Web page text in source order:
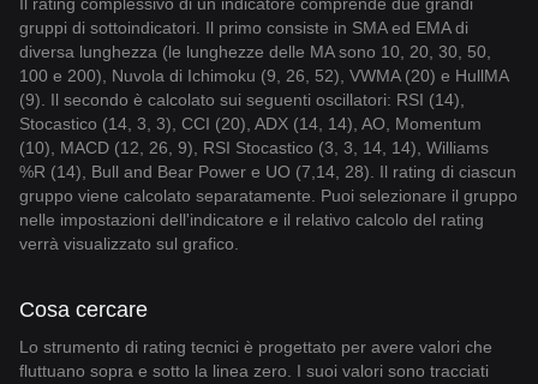
gruppi di sottoindicatori. Il primo consiste in SMA ed EMA di
diversa lunghezza (le lunghezze delle MA sono 10, 20, 30, 50,
100 e 200), Nuvola di Ichimoku (9, 26, 52), VWMA (20) e HullMA
(9). Il secondo è calcolato sui seguenti oscillatori: RSI (14),
Stocastico (14, 3, 3), CCI (20), ADX (14, 14), AO, Momentum
(10), MACD (12, 26, 9), RSI Stocastico (3, 3, 14, 14), Williams
%R (14), Bull and Bear Power e UO (7,14, 28). Il rating di ciascun
gruppo viene calcolato separatamente. Puoi selezionare il gruppo
nelle impostazioni dell'indicatore e il relativo calcolo del rating
verrà visualizzato sul grafico.
Cosa cercare
Lo strumento di rating tecnici è progettato per avere valori che
fluttuano sopra e sotto la linea zero. I suoi valori sono tracciati